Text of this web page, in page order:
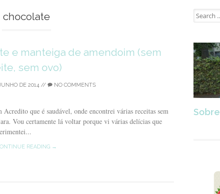
chocolate
e manteiga de amendoim (sem
sem ovo)
DE 2014// NO COMMENTS
que é saudável, onde encontrei várias receitas sem
Vou certamente lá voltar porque vi várias delícias que
READING →
Search
for: